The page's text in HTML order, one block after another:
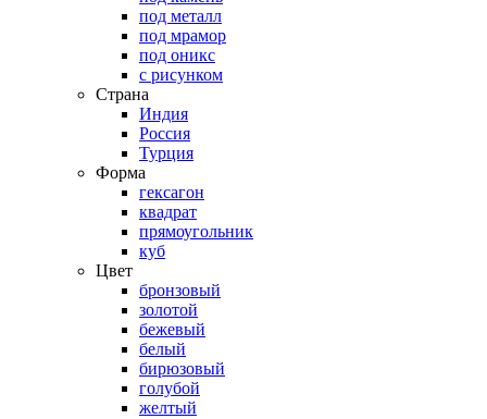
под металл
под мрамор
под оникс
с рисунком
Страна
Индия
Россия
Турция
Форма
гексагон
квадрат
прямоугольник
куб
Цвет
бронзовый
золотой
бежевый
белый
бирюзовый
голубой
желтый